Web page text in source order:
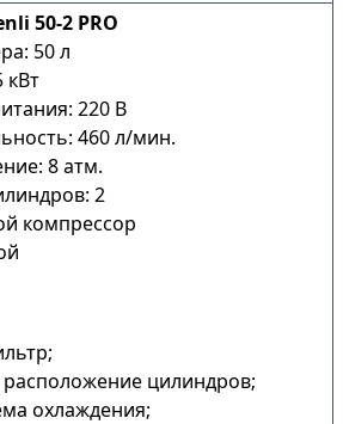
50-2 PRO
50 л
220 В
460 л/мин.
8 атм.
2
компрессор
цилиндров;
охлаждения;